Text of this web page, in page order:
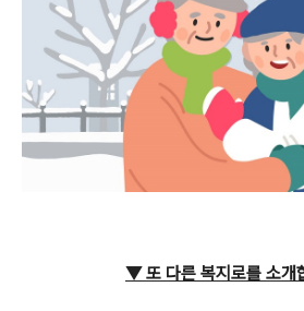
▼ 또 다른 복지로를 소개